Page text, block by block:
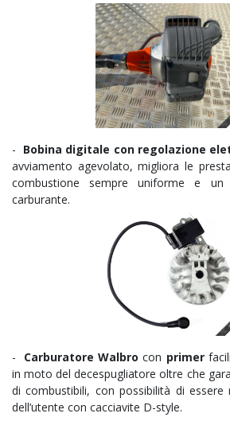
- Bobina digitale con regolazione
avviamento agevolato, migliora le
combustione sempre uniforme e
carburante.
- Carburatore Walbro con primer
in moto del decespugliatore oltre che
di combustibili, con possibilità di essere
dell’utente con cacciavite D-style.